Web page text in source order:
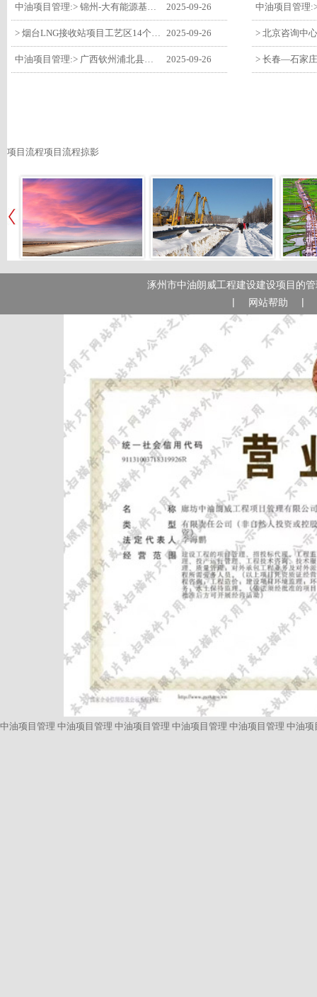
2025-09-26
2025-09-26
2025-09-26
项目流程项目流程掠影
涿州市中油朗威工程建设建设项目的
| 网站帮助 |
中油项目管理 中油项目管理 中油项目管理 中油项目管理 中油项目管理 中油项